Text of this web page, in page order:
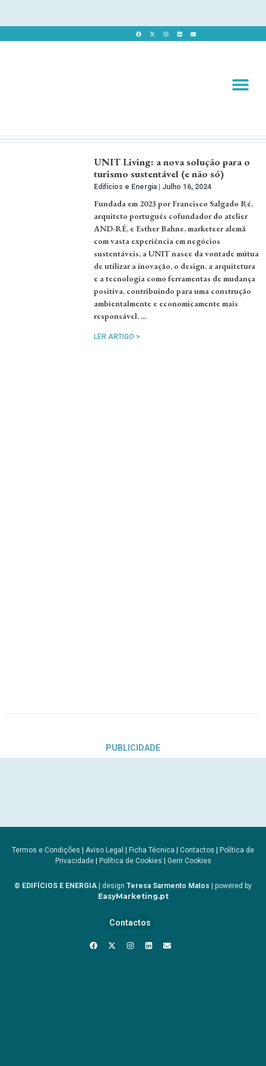
UNIT Living: a nova solução para o
turismo sustentável (e não só)
Edifícios e Energia Julho 16, 2024
Fundada em 2023 por Francisco Salgado Ré,
arquiteto português cofundador do atelier
AND-RÉ, e Esther Bahne, marketeer alemã
com vasta experiência em negócios
sustentáveis, a UNIT nasce da vontade mútua
de utilizar a inovação, o design, a arquitetura
e a tecnologia como ferramentas de mudança
positiva, contribuindo para uma construção
ambientalmente e economicamente mais
responsável. …
LER ARTIGO >
PUBLICIDADE
Termos e Condições | Aviso Legal | Ficha Técnica | Contactos | Política de
Privacidade| Política de Cookies | Gerir Cookies
© EDIFÍCIOS E ENERGIA | design Teresa Sarmento Matos | powered by
EasyMarketing.pt
Contactos